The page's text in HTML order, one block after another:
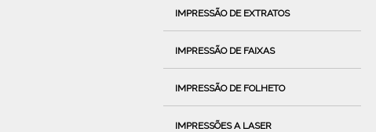
IMPRESSÃO DE EXTRATOS
IMPRESSÃO DE FAIXAS
IMPRESSÃO DE FOLHETO
IMPRESSÕES A LASER